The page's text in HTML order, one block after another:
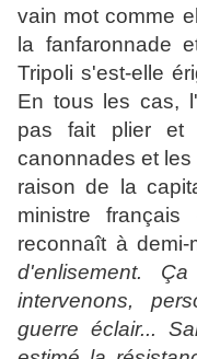
vain mot comme
la fanfaronnade
Tripoli s'est-elle
En tous les cas,
pas fait plier et
canonnades et
raison de la
ministre
reconnaît à
d'enlisement.
intervenons,
guerre éclair...